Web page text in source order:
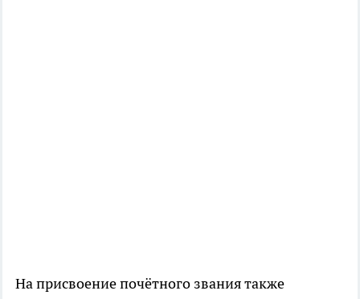
На присвоение почётного звания также